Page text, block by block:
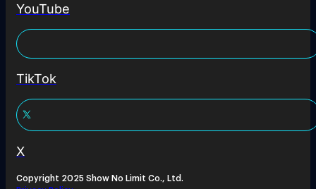
YouTube
TikTok
X
Copyright 2025 Show No Limit Co., Ltd.